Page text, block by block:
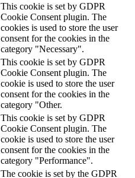
This cookie is set by GDPR
Cookie Consent plugin. The
cookies is used to store the user
consent for the cookies in the
category "Necessary".
This cookie is set by GDPR
Cookie Consent plugin. The
cookie is used to store the user
consent for the cookies in the
category "Other.
This cookie is set by GDPR
Cookie Consent plugin. The
cookie is used to store the user
consent for the cookies in the
category "Performance".
The cookie is set by the GDPR